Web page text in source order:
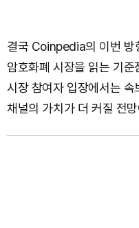
결국 Coinpedia의 이번 방
암호화폐 시장을 읽는 기
시장 참여자 입장에서는
채널의 가치가 더 커질 전